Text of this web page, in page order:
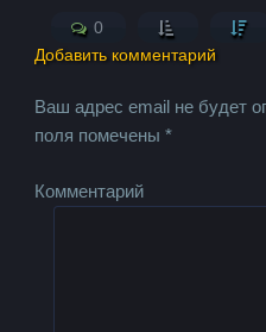
0
Добавить комментарий
Ваш адрес email не будет
поля помечены*
Комментарий